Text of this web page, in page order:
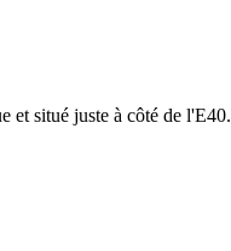
et situé juste à côté de l'E40.